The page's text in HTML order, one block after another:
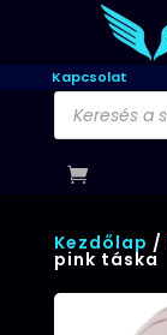
Kapcsolat
Products
search
Kezdőlap /
pink táska